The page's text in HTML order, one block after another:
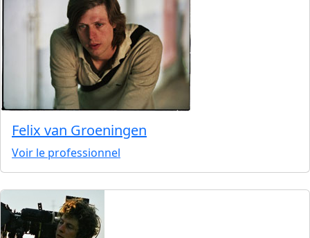
Felix van Groeningen
Voir le professionnel